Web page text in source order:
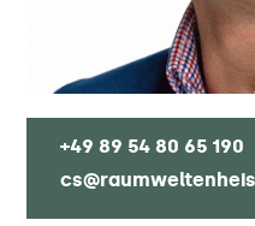
+49 89 54 80 65 190